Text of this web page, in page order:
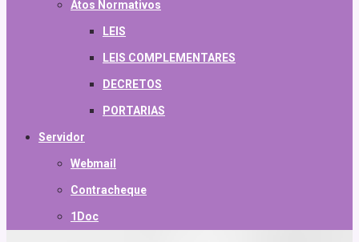
Atos Normativos
LEIS
LEIS COMPLEMENTARES
DECRETOS
PORTARIAS
Servidor
Webmail
Contracheque
1Doc